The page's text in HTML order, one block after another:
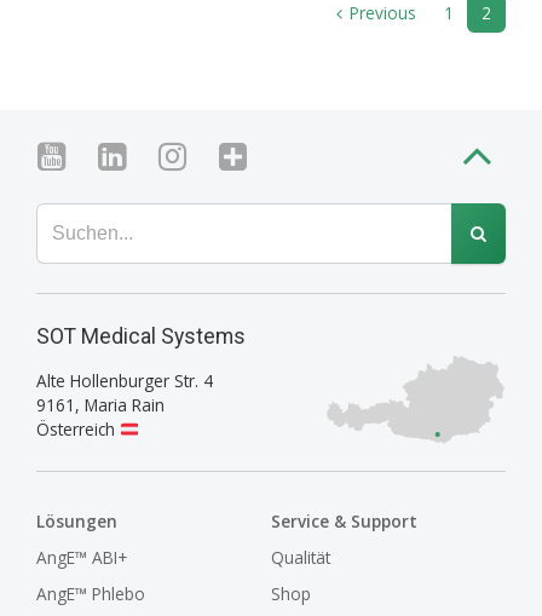
Previous 1 2
Lösungen
AngE™ ABI+
AngE™ Phlebo
Service & Support
Qualität
Shop
SOT Medical Systems
Alte Hollenburger Str. 4
9161 , Maria Rain
Österreich